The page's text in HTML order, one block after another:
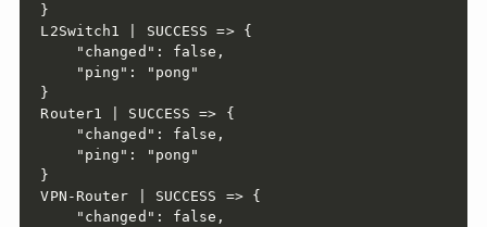
}
L2Switch1 | SUCCESS => {
    "changed": false,
    "ping": "pong"
}
Router1 | SUCCESS => {
    "changed": false,
    "ping": "pong"
}
VPN-Router | SUCCESS => {
    "changed": false,